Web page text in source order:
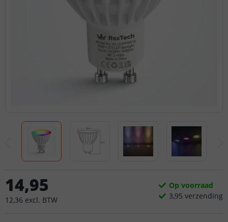
14,95
12,36 excl. BTW
Op voorraad
3,95 verzending